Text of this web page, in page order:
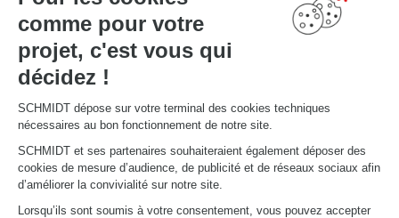
comme pour votre
projet, c'est vous qui
décidez !
SCHMIDT dépose sur votre terminal des cookies techniques
nécessaires au bon fonctionnement de notre site.
SCHMIDT et ses partenaires souhaiteraient également déposer des
cookies de mesure d’audience, de publicité et de réseaux sociaux afin
d’améliorer la convivialité sur notre site.
Lorsqu’ils sont soumis à votre consentement, vous pouvez accepter
service des
pros
signature. Premier fabricant français* de meubles de cuisine depuis plus de 65
ans, nous mettons notre savoir-faire industriel au service du sur-mesure, au
millimètre près, pour concevoir des espaces aussi fonctionnels
qu’esthétiques.
DÉCOUVRIR L’EXPERTISE POUR LES PROS